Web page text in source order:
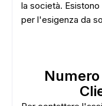
la società.
per l'esigenza da